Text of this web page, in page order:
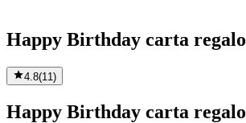
Happy Birthday carta regalo
4.8(11 )
Happy Birthday carta regalo